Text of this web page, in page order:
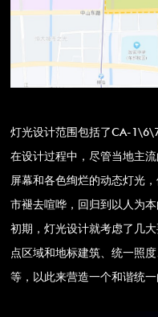
灯光设计范围包括了CA-
在设计过程中，尽管当地主
屏幕和各色绚烂的动态灯光
市褪去喧哗，回归到以人为
初期，灯光设计就考虑了几
点区域和地标建筑、统一照
等，以此来营造一个和谐统一